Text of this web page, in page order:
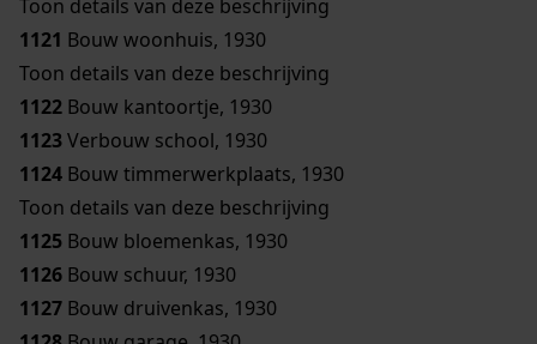
Toon details van deze beschrijving
1121 Bouw woonhuis, 1930
Toon details van deze beschrijving
1122 Bouw kantoortje, 1930
1123Verbouw school, 1930
1124 Bouw timmerwerkplaats, 1930
Toon details van deze beschrijving
1125 Bouw bloemenkas, 1930
1126 Bouw schuur, 1930
1127 Bouw druivenkas, 1930